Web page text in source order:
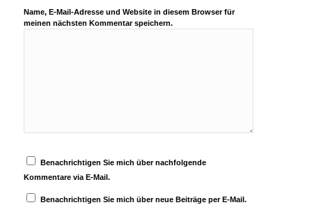
Name, E-Mail-Adresse und Website in diesem Browser für
meinen nächsten Kommentar speichern.
Benachrichtigen Sie mich über nachfolgende
Kommentare via E-Mail.
Benachrichtigen Sie mich über neue Beiträge per E-Mail.